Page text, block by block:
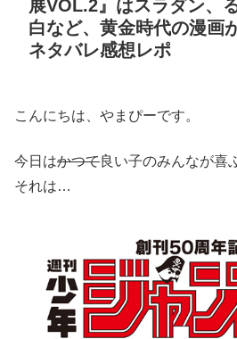
展VOL.2』はスラダン、
白など、黄金時代の漫画
ネタバレ感想レポ
こんにちは、やまぴーです。
今日はかつて良い子のみんなが喜
それは…